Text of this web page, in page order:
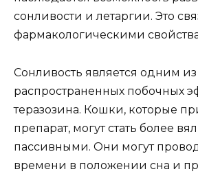
сонливости и летаргии. Это
фармакологическими
Сонливость является одним
распространенных побочных
теразозина. Кошки, которые
препарат, могут стать более
пассивными. Они могут
времени в положении сна и